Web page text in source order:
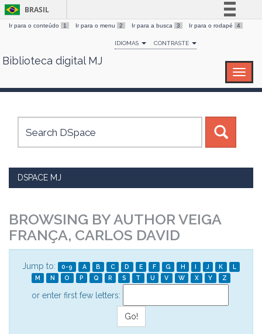
Skip
BRASIL
Simplifique!
Comunica BR
Canais
Ir para o conteúdo 1 Ir para o menu 2 Ir para a busca 3 Ir para o rodapé 4
IDIOMAS CONTRASTE
Biblioteca digital MJ
DSPACE MJ
BROWSING BY AUTHOR VEIGA
FRANÇA, CARLOS DAVID
Jump to: 0-9 A B C D E F G H I J K
L
M
N O P Q R S T U V W X Y Z
or enter first few letters: